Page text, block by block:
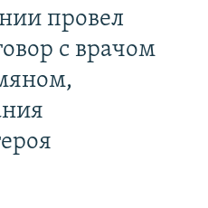
провел
с врачом